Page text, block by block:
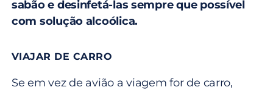
sabão e desinfetá-las sempre que possível
com solução alcoólica.
VIAJAR DE CARRO
Se em vez de avião a viagem for de carro,